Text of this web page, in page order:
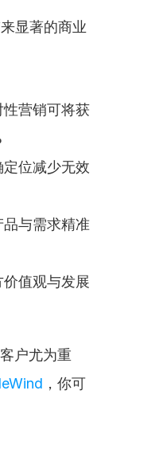
显著的商业
营销可将获
位减少无效
品与需求精准
值观与发展
户尤为重
，你可